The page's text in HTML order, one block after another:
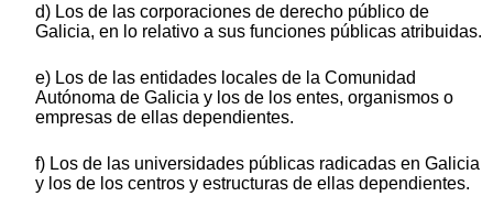
d) Los de las corporaciones de derecho público de
Galicia, en lo relativo a sus funciones públicas atribuidas.
e) Los de las entidades locales de la Comunidad
Autónoma de Galicia y los de los entes, organismos o
empresas de ellas dependientes.
f) Los de las universidades públicas radicadas en Galicia
y los de los centros y estructuras de ellas dependientes.